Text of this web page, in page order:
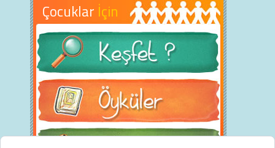
Çocuklar İçin